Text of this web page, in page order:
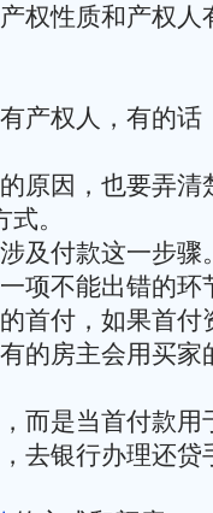
权性质和产权人
权人，有的话
因，也要弄清
。
付款这一步骤
项不能出错的环
付，如果首付
的房主会用买家
是当首付款用
去银行办理还贷